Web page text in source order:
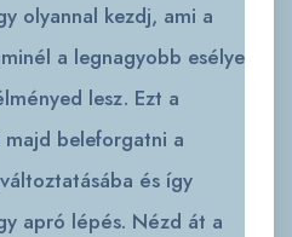
olyannal kezdj, ami a
a legnagyobb esélye
lesz. Ezt a
beleforgatni a
és így
apró lépés. Nézd át a